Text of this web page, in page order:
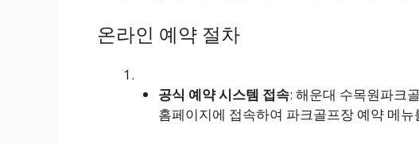
온라인 예약 절차
공식 예약 시스템 접속: 해운대 수목원파크
홈페이지에 접속하여 파크골프장 예약 메뉴